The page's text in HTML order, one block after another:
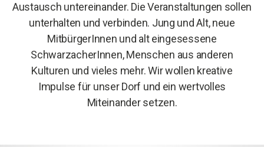
Austausch untereinander. Die Veranstaltungen sollen
unterhalten und verbinden. Jung und Alt, neue
MitbürgerInnen und alt eingesessene
SchwarzacherInnen, Menschen aus anderen
Kulturen und vieles mehr. Wir wollen kreative
Impulse für unser Dorf und ein wertvolles
Miteinander setzen.